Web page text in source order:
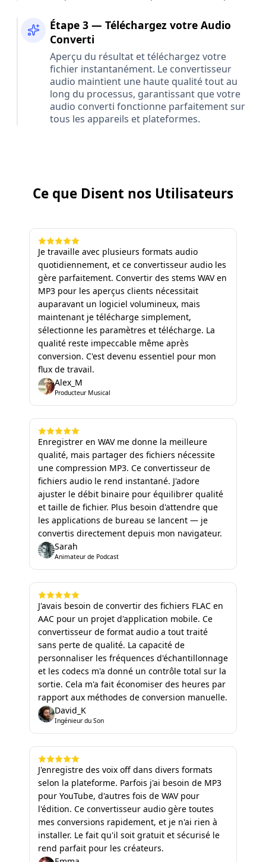
Étape 3 — Téléchargez votre Audio
Converti
Aperçu du résultat et téléchargez votre
fichier instantanément. Le convertisseur
audio maintient une haute qualité tout au
long du processus, garantissant que votre
audio converti fonctionne parfaitement sur
tous les appareils et plateformes.
Ce que Disent nos Utilisateurs
Je travaille avec plusieurs formats audio
quotidiennement, et ce convertisseur audio les
gère parfaitement. Convertir des stems WAV en
MP3 pour les aperçus clients nécessitait
auparavant un logiciel volumineux, mais
maintenant je télécharge simplement,
sélectionne les paramètres et télécharge. La
qualité reste impeccable même après
conversion. C'est devenu essentiel pour mon
flux de travail.
Alex_M
Producteur Musical
Enregistrer en WAV me donne la meilleure
qualité, mais partager des fichiers nécessite
une compression MP3. Ce convertisseur de
fichiers audio le rend instantané. J'adore
ajuster le débit binaire pour équilibrer qualité
et taille de fichier. Plus besoin d'attendre que
les applications de bureau se lancent — je
convertis directement depuis mon navigateur.
Sarah
Animateur de Podcast
J'avais besoin de convertir des fichiers FLAC en
AAC pour un projet d'application mobile. Ce
convertisseur de format audio a tout traité
sans perte de qualité. La capacité de
personnaliser les fréquences d'échantillonnage
et les codecs m'a donné un contrôle total sur la
sortie. Cela m'a fait économiser des heures par
rapport aux méthodes de conversion manuelle.
David_K
Ingénieur du Son
J'enregistre des voix off dans divers formats
selon la plateforme. Parfois j'ai besoin de MP3
pour YouTube, d'autres fois de WAV pour
l'édition. Ce convertisseur audio gère toutes
mes conversions rapidement, et je n'ai rien à
installer. Le fait qu'il soit gratuit et sécurisé le
rend parfait pour les créateurs.